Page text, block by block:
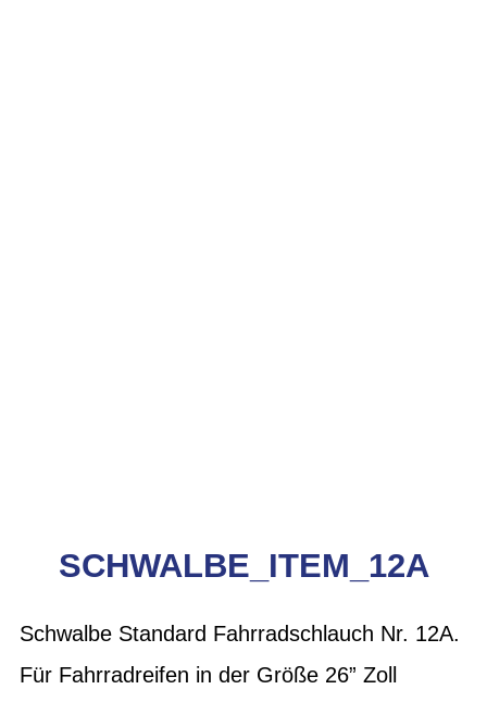
SCHWALBE_ITEM_12A
Schwalbe Standard Fahrradschlauch Nr. 12A.
Für Fahrradreifen in der Größe 26” Zoll